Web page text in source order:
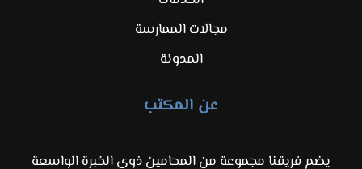
مجالات الممارسة
المدونة
عن المكتب
يضم فريقنا مجموعة من المحامين ذوي الخبرة الواسعة